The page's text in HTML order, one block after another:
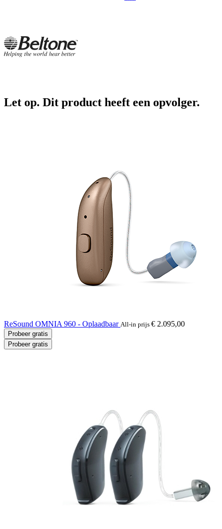
Let op. Dit product heeft een opvolger.
ReSound OMNIA 960 - Oplaadbaar All-in prijs € 2.095,00
Probeer gratis
Probeer gratis